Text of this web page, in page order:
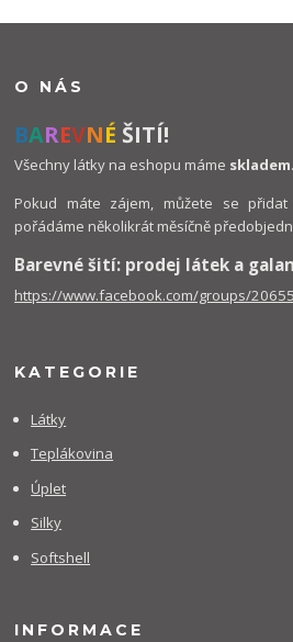
O NÁS
BAREVNÉ ŠITÍ!
Všechny látky na eshopu máme skladem.
Pokud máte zájem, můžete se
pořádáme několikrát měsíčně
Barevné šití: prodej látek a
https://www.facebook.com/groups/
KATEGORIE
Látky
Teplákovina
Úplet
Silky
Softshell
INFORMACE